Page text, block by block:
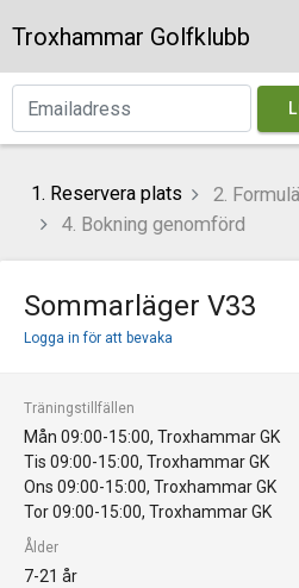
Troxhammar Golfklubb
1. Reservera plats 2.
4. Bokning genomförd
Sommarläger V33
Logga in för att bevaka
Träningstillfällen
Mån 09:00-15:00, Troxhammar GK
Tis 09:00-15:00, Troxhammar GK
Ons 09:00-15:00, Troxhammar GK
Tor 09:00-15:00, Troxhammar GK
Ålder
7-21 år